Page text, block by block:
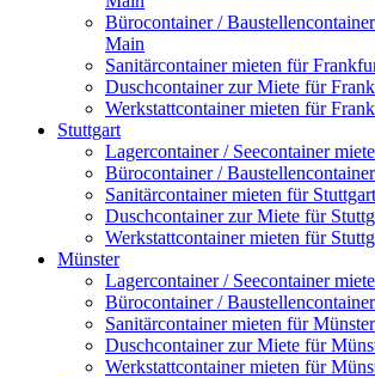
Bürocontainer /
Main
Sanitärcontainer mieten für
Duschcontainer zur Miete für
Werkstattcontainer mieten für
Stuttgart
Lagercontainer / Seecontainer
Bürocontainer /
Sanitärcontainer mieten für Stuttgart
Duschcontainer zur Miete für
Werkstattcontainer mieten für
Münster
Lagercontainer / Seecontainer
Bürocontainer /
Sanitärcontainer mieten für Münster
Duschcontainer zur Miete für
Werkstattcontainer mieten für